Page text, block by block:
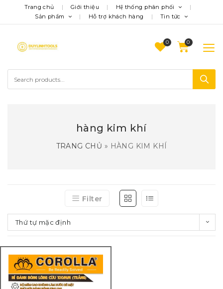
Trang chủ Giới thiệu
Hệ thống phân phối
Sản phẩm
Hỗ trợ khách hàng Tin tức
0
hàng kim khí
TRANG CHỦ » HÀNG KIM KHÍ
Filter
Thứ tự mặc định